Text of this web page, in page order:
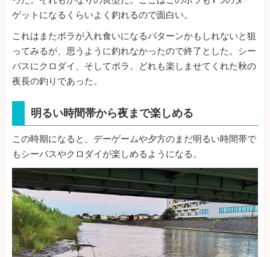
ゲットになるくらいよく釣れるので面白い。
これはまたボラが入れ食いになるパターンかもしれないと狙
ってみるが、思うように釣れなかったので終了とした。シー
バスにクロダイ、そしてボラ。どれも楽しませてくれた秋の
夜長の釣りであった。
明るい時間帯から夜まで楽しめる
この時期になると、デーゲームや夕方のまだ明るい時間帯で
もシーバスやクロダイが楽しめるようになる。